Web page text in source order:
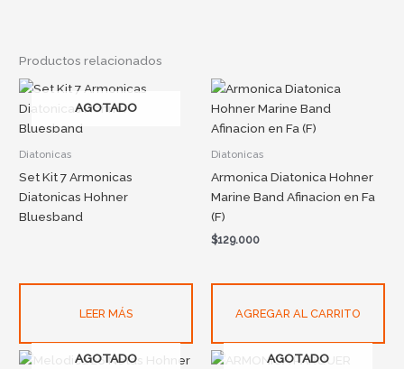
Productos relacionados
AGOTADO
Diatonicas
Set Kit 7 Armonicas
Diatonicas Hohner
Bluesband
LEER MÁS
Diatonicas
Armonica Diatonica Hohner
Marine Band Afinacion en Fa
(F)
$129.000
AGREGAR AL CARRITO
AGOTADO AGOTADO